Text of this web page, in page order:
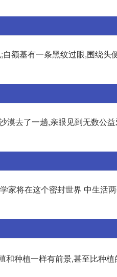
额基有一条黑纹过眼,围绕头
漠去了一趟,亲眼见到无数公
家将在这个密封世界 中生活
和种植一样有前景,甚至比种植